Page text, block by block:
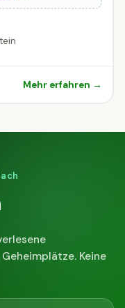
Mehr erfahren →
Keine